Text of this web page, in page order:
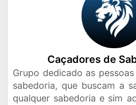
Caçadores de
Grupo dedicado as
sabedoria, que buscam a
qualquer sabedoria e sim